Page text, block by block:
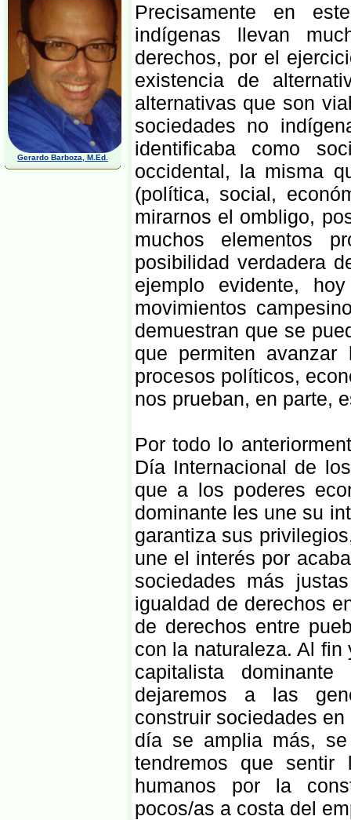
Gerardo Barboza, M.Ed.
Precisamente en
indígenas llevan
derechos, por el
existencia de
alternativas que son
sociedades no
identificaba como
occidental, la misma
(política, social,
mirarnos el ombligo,
muchos elementos
posibilidad verdadera
ejemplo evidente,
movimientos
demuestran que se
que permiten
procesos políticos,
nos prueban, en parte,
Por todo lo
Día Internacional de
que a los poderes
dominante les une su
garantiza sus
une el interés por
sociedades más
igualdad de derechos
de derechos entre
con la naturaleza. Al
capitalista
dejaremos a las
construir sociedades
día se amplia más,
tendremos que
humanos por la
pocos/as a costa del